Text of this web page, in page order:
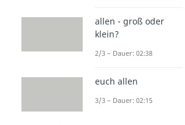
allen - groß oder
klein?
2/3 – Dauer: 02:38
euch allen
3/3 – Dauer: 02:15